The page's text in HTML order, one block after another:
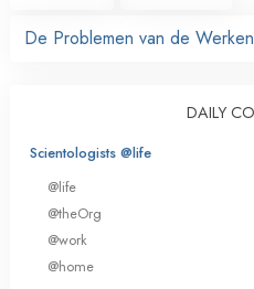
De Problemen van de
DAILY
Scientologists @life
@life
@theOrg
@work
@home